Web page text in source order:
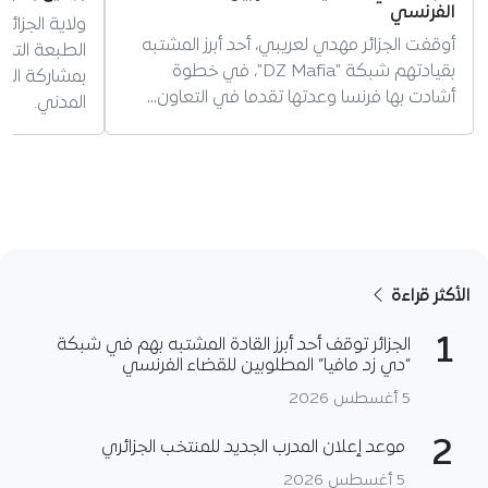
الفرنسي
أوقفت الجزائر مهدي لعريبي، أحد أبرز المشتبه
بقيادتهم شبكة "DZ Mafia"، في خطوة
أشادت بها فرنسا وعدتها تقدما في التعاون…
ولاية
الطبعة
بمشاركة
المدني.
الأكثر قراءة
1
الجزائر توقف أحد أبرز القادة المشتبه بهم في شبكة
“دي زد مافيا” المطلوبين للقضاء الفرنسي
5 أغسطس 2026
2 موعد إعلان المدرب الجديد للمنتخب الجزائري
5 أغسطس 2026